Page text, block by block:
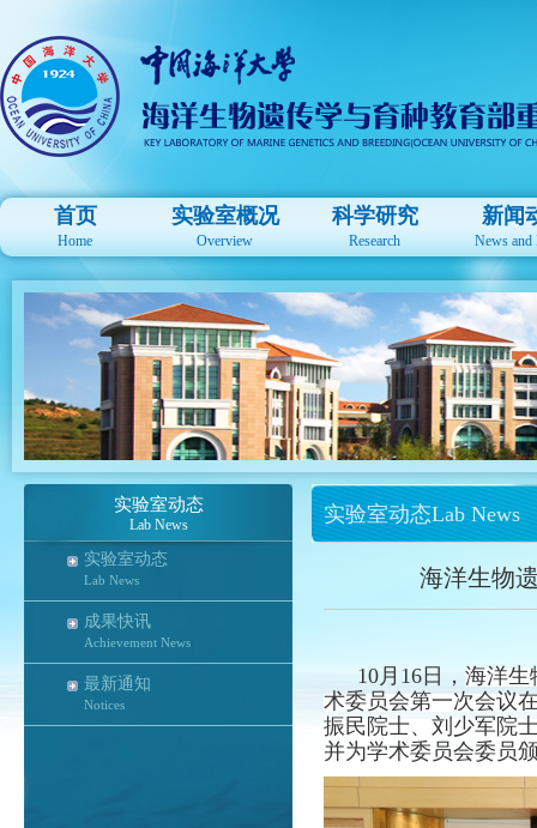
首页
Home
实验室概况
Overview
科学研究
Research
新闻
News and
实验室动态
Lab News
实验室动态
Lab News
成果快讯
Achievement News
最新通知
Notices
实验室动态Lab News
海洋生物
10月16日， 海洋生
术委员会第一次会议
振民院士、刘少军院
并为学术委员会委员